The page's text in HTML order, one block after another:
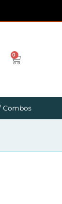
0
Combos